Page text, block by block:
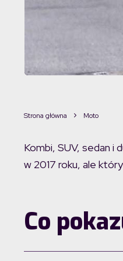
Strona główna Moto
Kombi, SUV, sedan i
w 2017 roku, ale
Co